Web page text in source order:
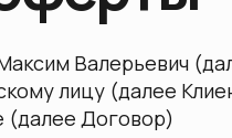
Валерьевич
лицу (далее
(далее Договор)